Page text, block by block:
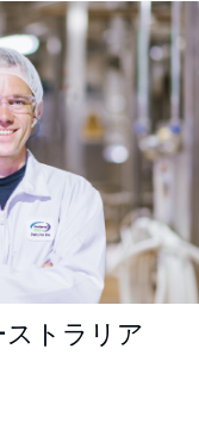
トラリア